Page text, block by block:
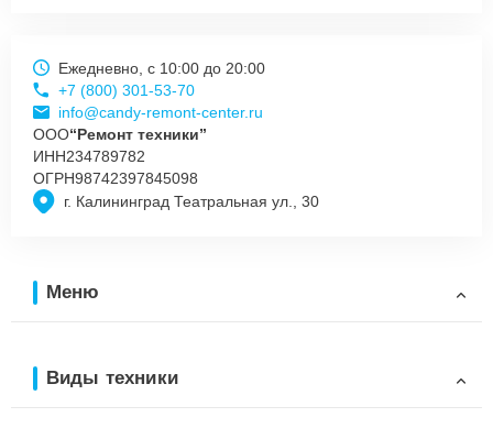
г. Калининград Театральная ул., 30
Ежедневно, с 10:00 до 20:00
+7 (800) 301-53-70
info@candy-remont-center.ru
ООО“Ремонт техники”
ИНН234789782
ОГРН98742397845098
Меню
Виды техники